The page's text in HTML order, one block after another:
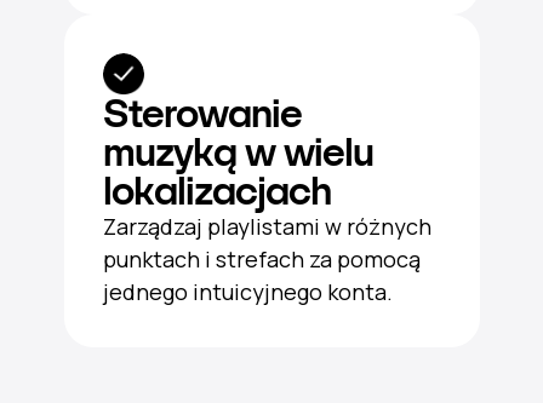
Sterowanie
muzyką w wielu
lokalizacjach
Zarządzaj playlistami w różnych
punktach i strefach za pomocą
jednego intuicyjnego konta.